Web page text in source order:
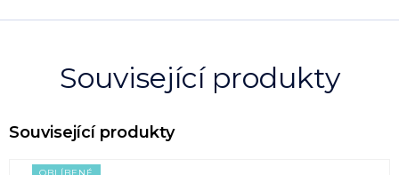
Související produkty
OBLÍBENÉ